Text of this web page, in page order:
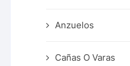
Anzuelos
Cañas O Varas